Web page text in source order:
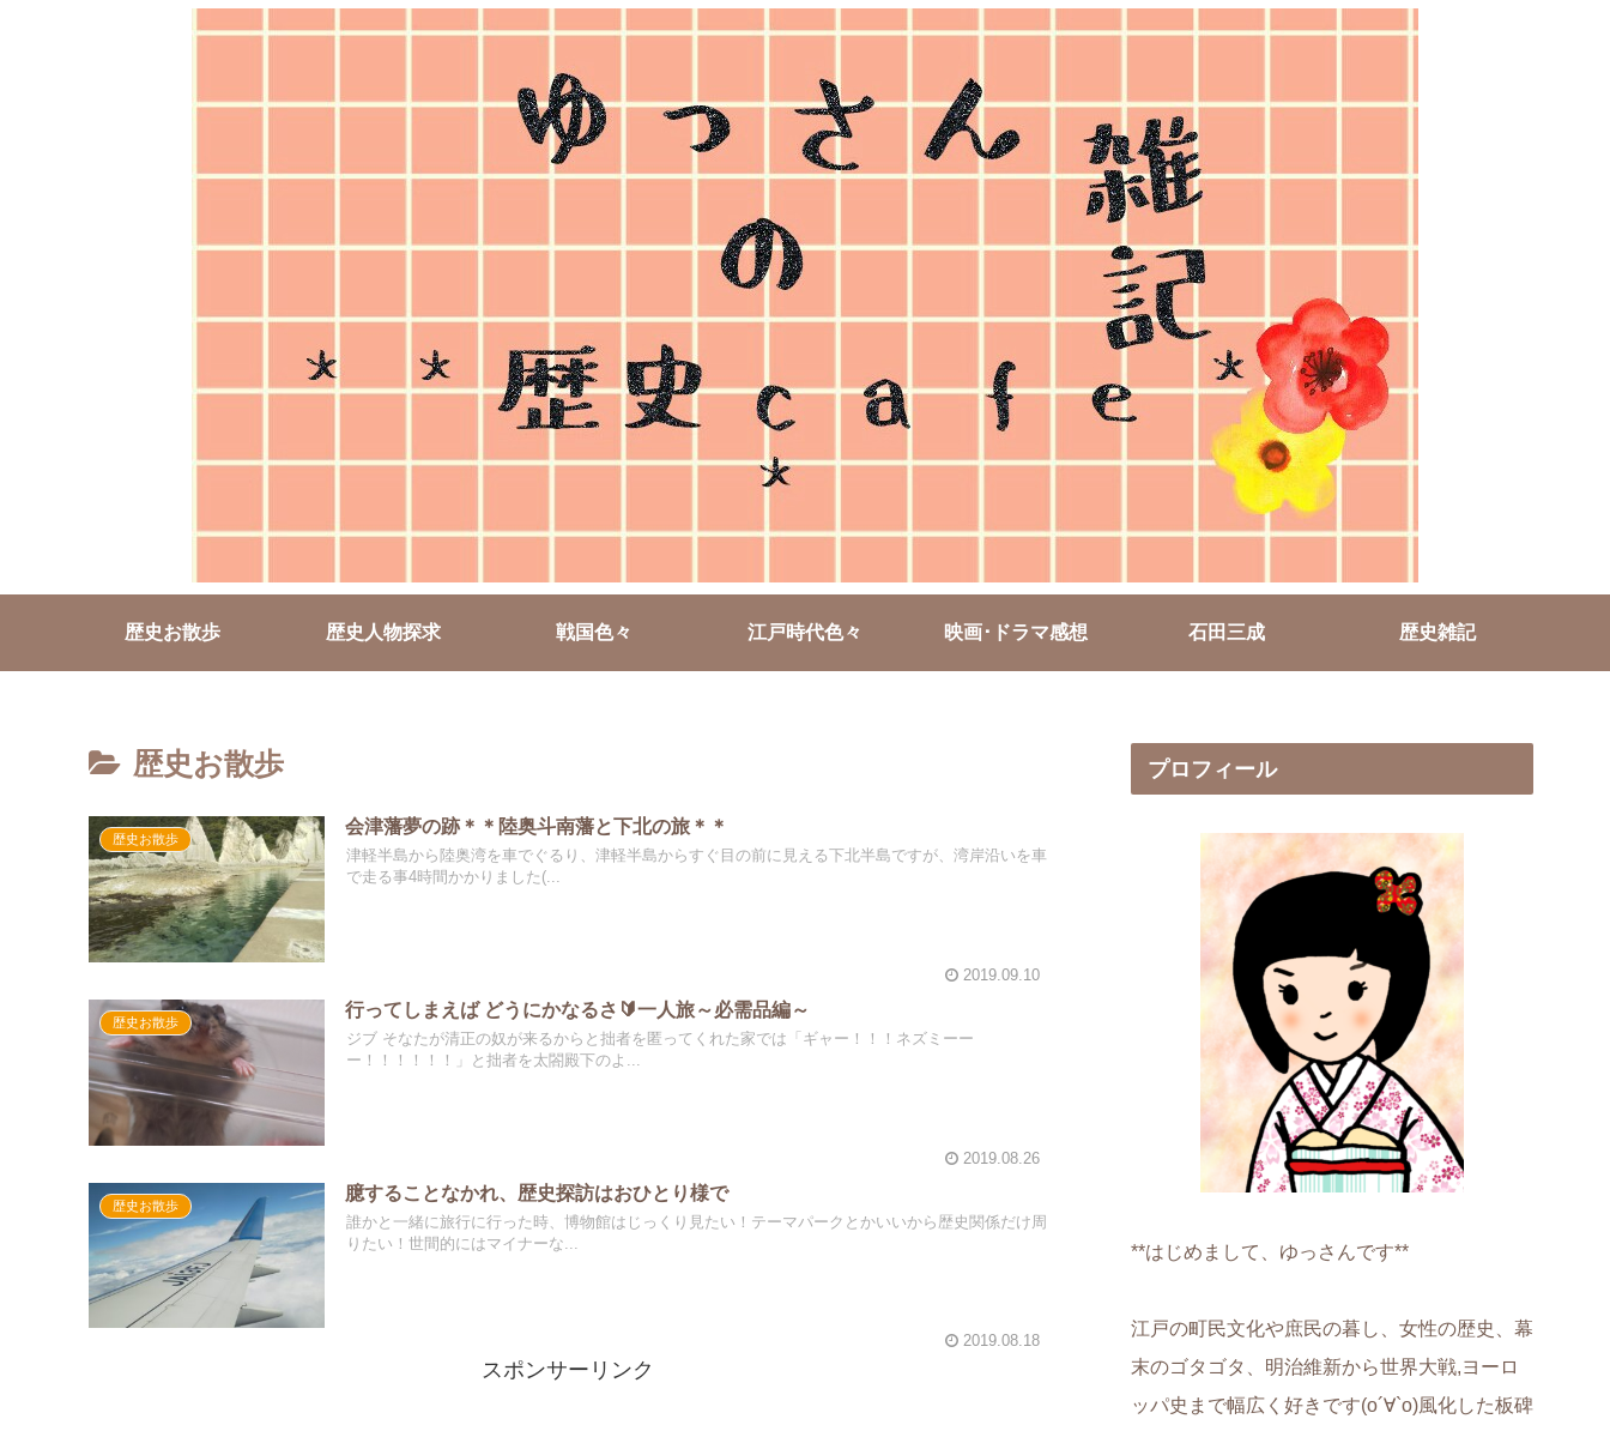
歴史お散歩 歴史人物探求 戦国色々 江戸時代色々 映画･ドラマ感想 石田三成 歴史雑記
歴史お散歩
歴史お散歩
会津藩夢の跡＊＊陸奥斗南藩と下北の旅＊＊
津軽半島から陸奥湾を車でぐるり、津軽半島からすぐ目の前に見える下北半島ですが、湾岸沿いを車
で走る事4時間かかりました(...
2019.09.10
歴史お散歩
行ってしまえば どうにかなるさ🔰一人旅～必需品編～
ジブ そなたが清正の奴が来るからと拙者を匿ってくれた家では「ギャー！！！ネズミーー
ー！！！！！！」と拙者を太閤殿下のよ...
2019.08.26
歴史お散歩
臆することなかれ、歴史探訪はおひとり様で
誰かと一緒に旅行に行った時、博物館はじっくり見たい！テーマパークとかいいから歴史関係だけ周
りたい！世間的にはマイナーな...
2019.08.18
スポンサーリンク
プロフィール
**はじめまして、ゆっさんです**
江戸の町民文化や庶民の暮し、女性の歴史、幕
末のゴタゴタ、明治維新から世界大戦,ヨーロ
ッパ史まで幅広く好きです(о´∀`о)風化した板碑